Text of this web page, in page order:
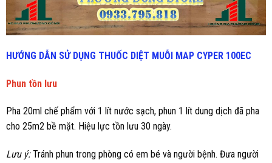
HƯỚNG DẪN SỬ DỤNG THUỐC DIỆT MUỖI MAP CYPER 100EC
Phun tồn lưu
Pha 20ml chế phẩm với 1 lít nước sạch, phun 1 lít dung dịch đã pha
cho 25m2 bề mặt. Hiệu lực tồn lưu 30 ngày.
Lưu ý:Tránh phun trong phòng có em bé và người bệnh. Đưa người